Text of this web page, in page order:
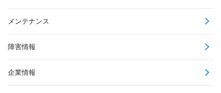
メンテナンス
障害情報
企業情報